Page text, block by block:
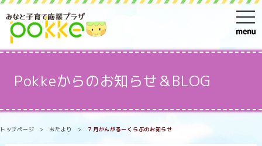
t
o
g
n
Pokkeからのお知らせ＆BLOG
トップページ > おたより > ７月かんがるーくらぶのお知らせ